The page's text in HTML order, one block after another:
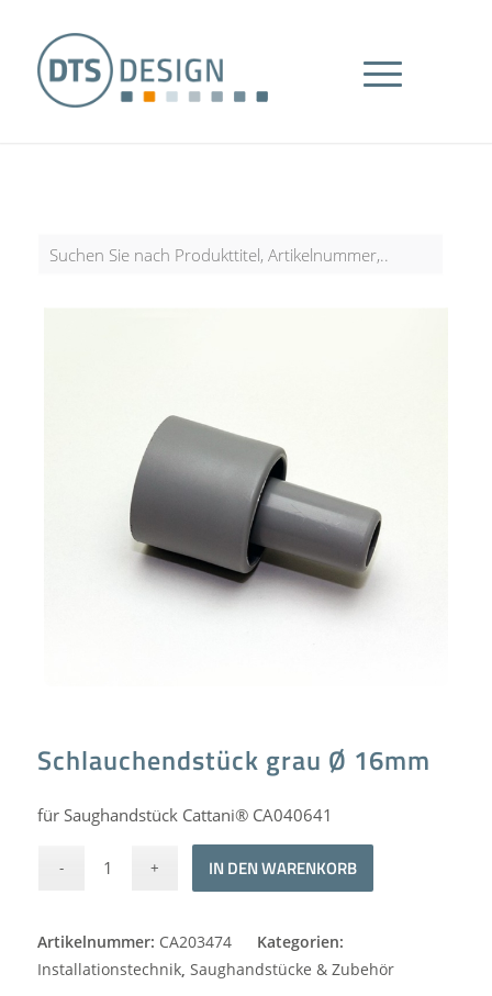
Schlauchendstück grau Ø 16mm
für Saughandstück Cattani® CA040641
IN DEN WARENKORB
Artikelnummer: CA203474
Kategorien:
Installationstechnik, Saughandstücke & Zubehör